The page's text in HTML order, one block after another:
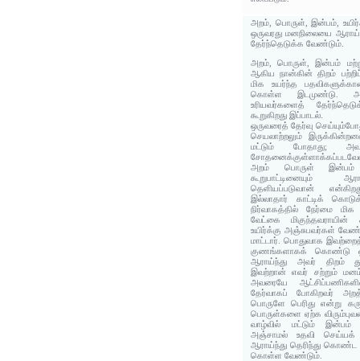
அறம், பொருள், இன்பம்,
ஒருவரது மனநிலையை
தேர்ந்தெடுக்க வேண்டும்.
அறம், பொருள், இன்பம்
ஆகிய நான்கின் திறம்
மிக உயர்ந்த
கொள்ள இடமுண்டு.
உரியவர்களைத்
கூறுகிறது இப்பாடல்.
ஒருவரைத் தேர்வு
செயலாற்றலும்
மட்டும் போதாது;
அறம் பொருள் இன்பம்
கூறுபாட்டினையும்
தெளியப்படுவான்
இல்லாதார் காட்டிக்
நிர்வாகத்தில் நேர்மை
வேட்கை
உயிர்க்கு அஞ்சுபவர்கள்
மாட்டார். பொதுவாக
குணங்களாகக் கொண்டு
ஆராய்ந்து அவர் திறம்
இவற்றான் எவர் சற்றும் மனம்
அவரையே
தேர்வாகப் போகிறவர்
பொருளே பெரிது என்று
பொருள்களை ஏற்க
வாழ்வில் மட்டும் இன்பம்
அஞ்சாமல் உதவி செய்யக்
ஆராய்ந்து தெரிந்து கொண்ட
கொள்ள வேண்டும்.